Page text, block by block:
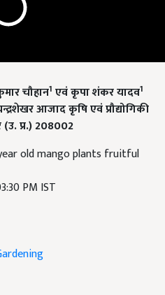
चौहान1 एवं कृपा शंकर यादव1
आजाद कृषि एवं प्रौद्योगिकी
प्र.) 208002
old mango plants fruitful
PM IST